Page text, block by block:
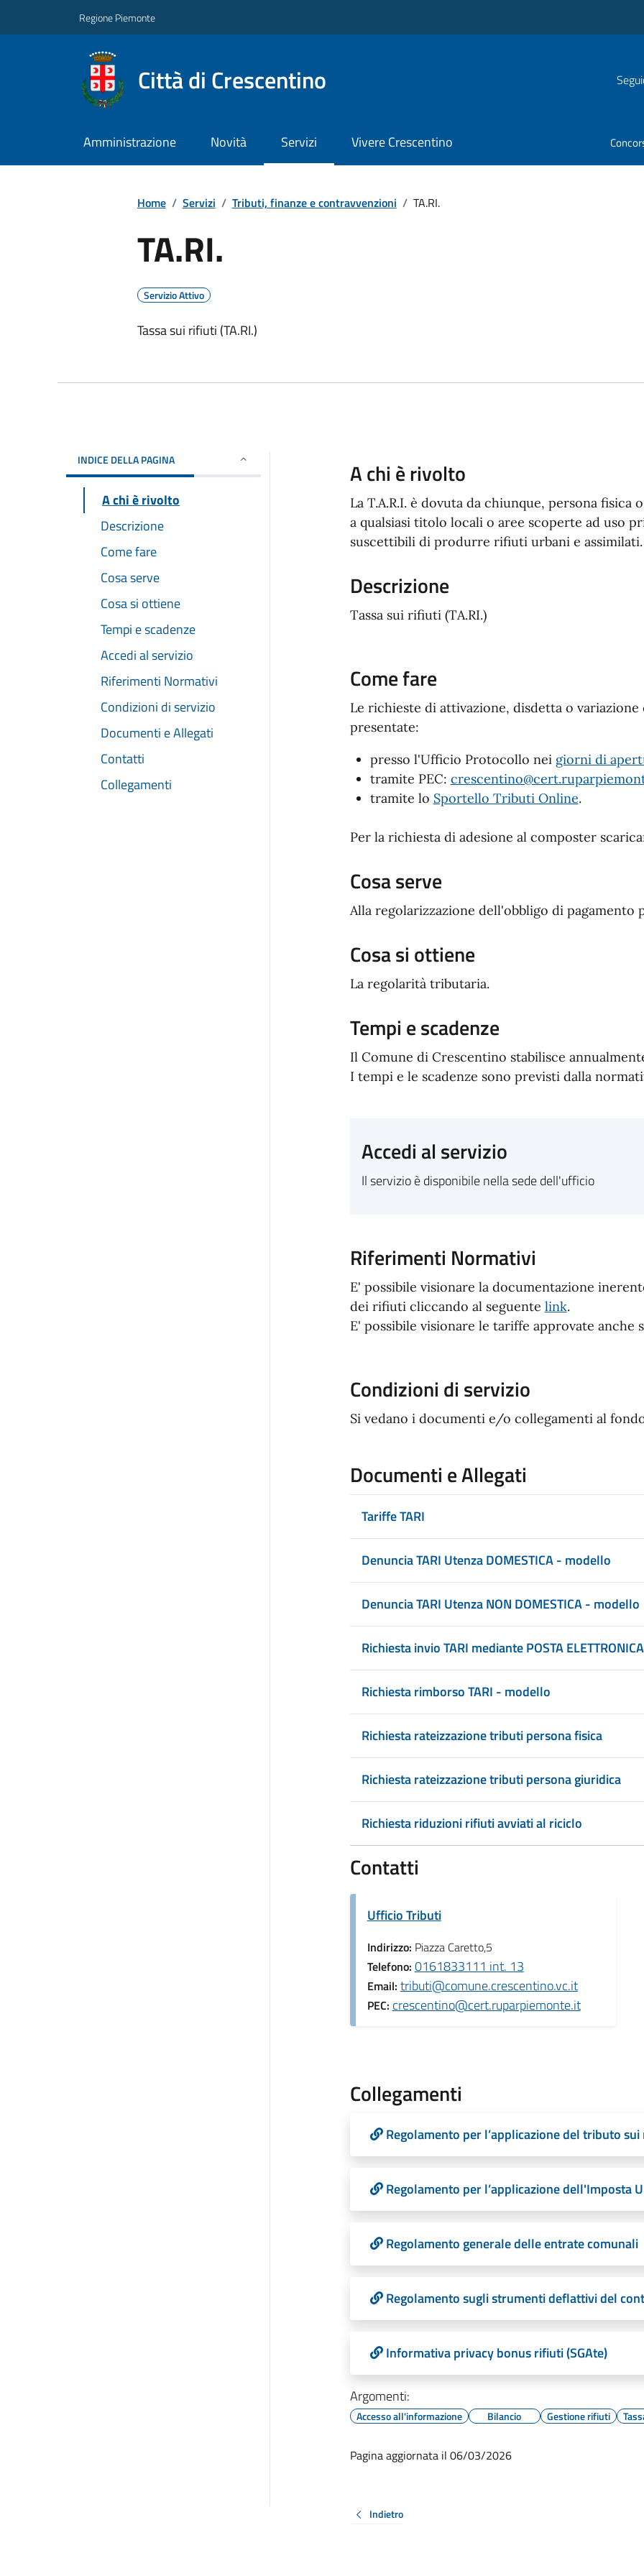
Regione Piemonte
Città di Crescentino
Amministrazione Novità Servizi Vivere Crescentino
Home / Servizi / Tributi, finanze e contravvenzioni / TA.RI.
TA.RI.
Servizio Attivo
Tassa sui rifiuti (TA.RI.)
INDICE DELLA PAGINA
A chi è rivolto
Descrizione
Come fare
Cosa serve
Cosa si ottiene
Tempi e scadenze
Accedi al servizio
Riferimenti Normativi
Condizioni di servizio
Documenti e Allegati
Contatti
Collegamenti
A chi è rivolto
La T.A.R.I. è dovuta da chiunque, persona
a qualsiasi titolo locali o aree scoperte ad uso
suscettibili di produrre rifiuti urbani e assimilati.
Descrizione
Tassa sui rifiuti (TA.RI.)
Come fare
Le richieste di attivazione, disdetta o variazione
presentate:
presso l'Ufficio Protocollo nei giorni di
tramite PEC:
tramite lo Sportello Tributi Online.
Per la richiesta di adesione al composter
Cosa serve
Alla regolarizzazione dell'obbligo di pagamento
Cosa si ottiene
La regolarità tributaria.
Tempi e scadenze
Il Comune di Crescentino stabilisce
I tempi e le scadenze sono previsti dalla
Accedi al servizio
Il servizio è disponibile nella sede dell'ufficio
Riferimenti Normativi
E' possibile visionare la documentazione
dei rifiuti cliccando al seguente link.
E' possibile visionare le tariffe approvate anche
Condizioni di servizio
Si vedano i documenti e/o collegamenti al
Documenti e Allegati
Tariffe TARI
Denuncia TARI Utenza DOMESTICA - modello
Denuncia TARI Utenza NON DOMESTICA - modello
Richiesta invio TARI mediante POSTA
Richiesta rimborso TARI - modello
Richiesta rateizzazione tributi persona fisica
Richiesta rateizzazione tributi persona giuridica
Richiesta riduzioni rifiuti avviati al riciclo
Contatti
Ufficio Tributi
Indirizzo: Piazza Caretto,5
Telefono: 0161833111 int. 13
Email: tributi@comune.crescentino.vc.it
PEC: crescentino@cert.ruparpiemonte.it
Collegamenti
Regolamento per l’applicazione del tributo sui
Regolamento per l’applicazione dell'Imposta
Regolamento generale delle entrate comunali
Regolamento sugli strumenti deflattivi del
Informativa privacy bonus rifiuti (SGAte)
Argomenti:
Accesso all'informazione Bilancio Gestione rifiuti
Pagina aggiornata il 06/03/2026
Indietro